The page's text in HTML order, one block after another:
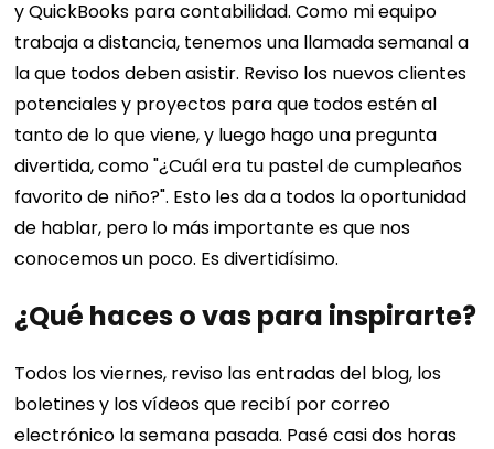
y QuickBooks para contabilidad.Como mi equipo
trabaja a distancia, tenemos una llamada semanal a
la que todos deben asistir. Reviso los nuevos clientes
potenciales y proyectos para que todos estén al
tanto de lo que viene, y luego hago una pregunta
divertida, como "¿Cuál era tu pastel de cumpleaños
favorito de niño?". Esto les da a todos la oportunidad
de hablar, pero lo más importante es que nos
conocemos un poco. Es divertidísimo.
¿Qué haces o vas para inspirarte?
Todos los viernes, reviso las entradas del blog, los
boletines y los vídeos que recibí por correo
electrónico la semana pasada. Pasé casi dos horas